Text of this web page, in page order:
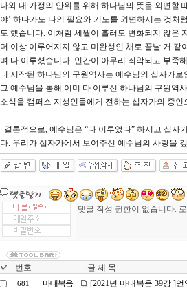
나와 내 가정의 안위를 위해 하나님의 뜻을 외면할
야’ 하다가도 나의 필요와 기도를 외면하시는 것처
도 했습니다. 이처럼 세월이 흘러도 변화되지 않은
더 이상 이루어지지 않고 미완성인 채로 끝날 거 같
며 다 이루셨습니다. 인간이 아무리 죄악되고 부족
터 시작된 하나님의 구원역사는 예수님의 십자가
그 예수님을 통해 이미 다 이루신 하나님의 구원역
소식을 캠퍼스 지성인들에게 전하는 십자가의 증인
결론적으로, 예수님은 “다 이루었다” 하시고 십자
다. 우리가 십자가에서 보여주신 예수님의 사랑을
번호 글 제 목
681 마태복음 [2021년 마태복음 39강 ]언